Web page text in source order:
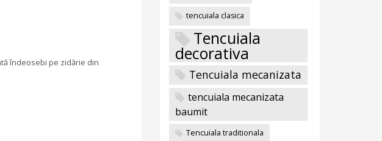
îndeosebi pe zidărie din
tencuiala clasica
Tencuiala
decorativa
Tencuiala mecanizata
tencuiala mecanizata
baumit
Tencuiala traditionala